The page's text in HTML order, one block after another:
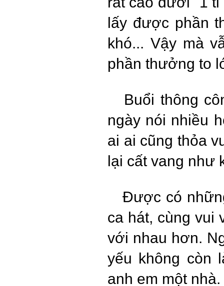
lấy được phần
khó... Vậy mà
phần thưởng to
Buổi thông
ngày nói nhiều
ai ai cũng thỏa
lại cất vang như
Được có
ca hát, cùng vui
với nhau hơn.
yếu không còn
anh em một